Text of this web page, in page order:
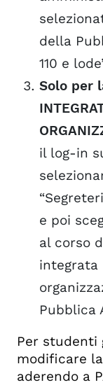
della
110 e
Solo per
il log-in
e poi
al corso
integrata
Pubblica
Per studenti
modificare
aderendo a